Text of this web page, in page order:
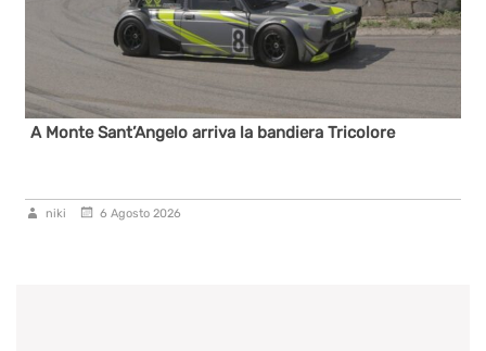
A Monte Sant’Angelo arriva la bandiera Tricolore
niki 6 Agosto 2026